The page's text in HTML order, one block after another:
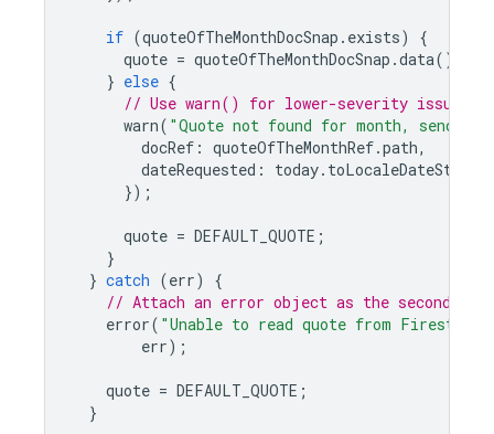
if (quoteOfTheMonthDocSnap . exists)
{
quote = quoteOfTheMonthDocSnap .data().
} else {
// Use warn() for lower-severity issues
warn( "Quote not found for month,
docRef : quoteOfTheMonthRef.path,
dateRequested : today. toLocaleDateString
});
quote = DEFAULT_QUOTE ;
}
} catch (err)
{
// Attach an error object as the second
error( "Unable to read quote from
err);
quote = DEFAULT_QUOTE ;
}